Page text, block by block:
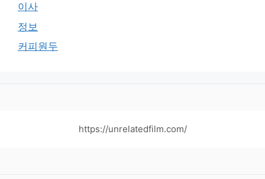
이사
정보
커피원두
https://unrelatedfilm.com/